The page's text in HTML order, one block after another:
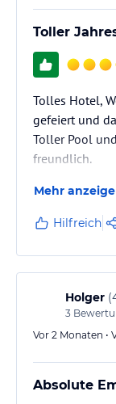
Toller
Tolles Hotel,
gefeiert und
Toller Pool
freundlich.
Mehr
Hilfreich
Holger (
3
Vor 2 Monaten •
Absolute